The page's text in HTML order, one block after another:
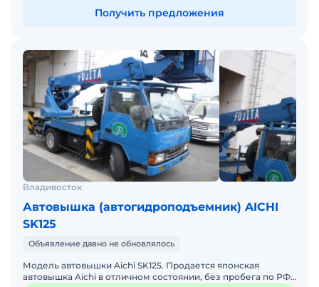
Получить предложения
Владивосток
Автовышка (автогидроподъемник) AICHI
SK125
Объявление давно не обновлялось
Модель автовышки Aichi SK125. Продается японская
автовышка Aichi в отличном состоянии, без пробега по РФ.